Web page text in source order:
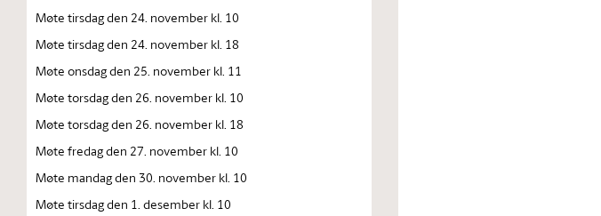
Møte tirsdag den 24. november kl. 10
Møte tirsdag den 24. november kl. 18
Møte onsdag den 25. november kl. 11
Møte torsdag den 26. november kl. 10
Møte torsdag den 26. november kl. 18
Møte fredag den 27. november kl. 10
Møte mandag den 30. november kl. 10
Møte tirsdag den 1. desember kl. 10